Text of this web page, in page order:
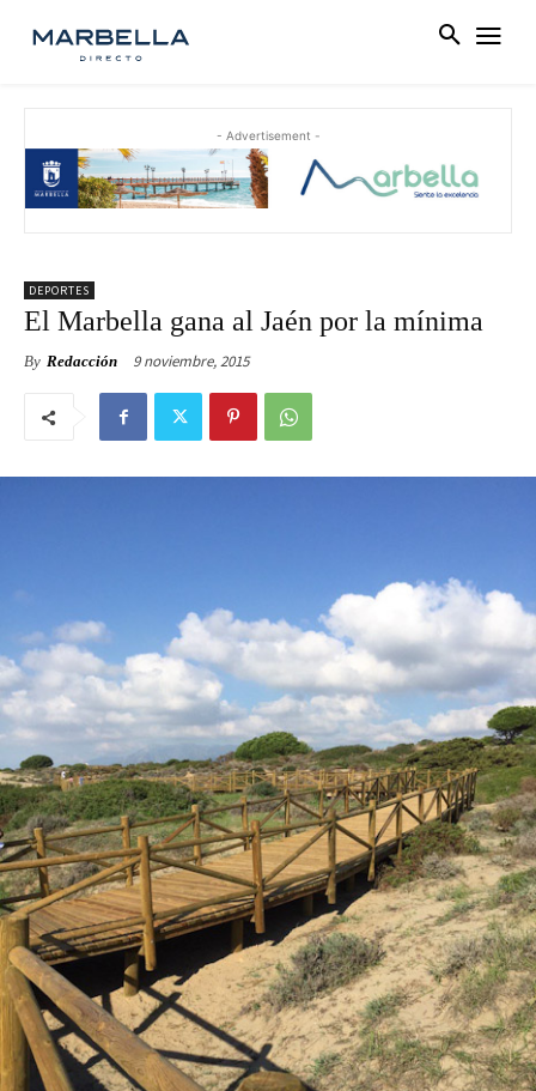
- Advertisement -
DEPORTES
El Marbella gana al Jaén por la mínima
By Redacción 9 noviembre, 2015